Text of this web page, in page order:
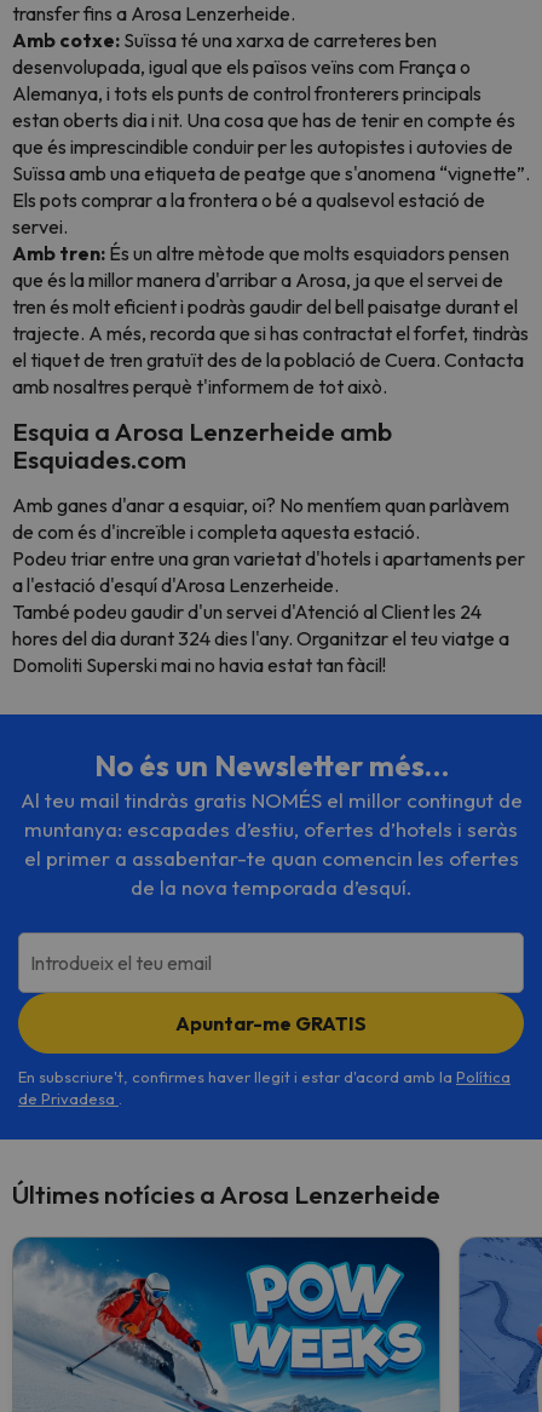
transfer fins a Arosa Lenzerheide.
Amb cotxe: Suïssa té una xarxa de carreteres ben
desenvolupada, igual que els països veïns com França o
Alemanya, i tots els punts de control fronterers principals
estan oberts dia i nit. Una cosa que has de tenir en compte és
que és imprescindible conduir per les autopistes i autovies de
Suïssa amb una etiqueta de peatge que s'anomena “vignette”.
Els pots comprar a la frontera o bé a qualsevol estació de
servei.
Amb tren: És un altre mètode que molts esquiadors pensen
que és la millor manera d'arribar a Arosa, ja que el servei de
tren és molt eficient i podràs gaudir del bell paisatge durant el
trajecte. A més, recorda que si has contractat el forfet, tindràs
el tiquet de tren gratuït des de la població de Cuera. Contacta
amb nosaltres perquè t'informem de tot això.
Esquia a Arosa Lenzerheide amb
Esquiades.com
Amb ganes d'anar a esquiar, oi? No mentíem quan parlàvem
de com és d'increïble i completa aquesta estació.
Podeu triar entre una gran varietat d'hotels i apartaments per
a l'estació d'esquí d'Arosa Lenzerheide.
També podeu gaudir d'un servei d'Atenció al Client les 24
hores del dia durant 324 dies l'any. Organitzar el teu viatge a
Domoliti Superski mai no havia estat tan fàcil!
No és un Newsletter més…
Al teu mail tindràs gratis NOMÉS el millor contingut de
muntanya: escapades d’estiu, ofertes d’hotels i seràs
el primer a assabentar-te quan comencin les ofertes
de la nova temporada d’esquí.
Introdueix el teu email
Apuntar-me GRATIS
En subscriure't, confirmes haver llegit i estar d'acord amb la Política
de Privadesa
Últimes notícies a Arosa Lenzerheide